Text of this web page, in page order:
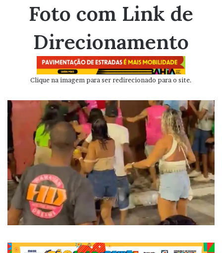
mail
Foto com Link de
Direcionamento
Clique na imagem para ser redirecionado para o site.